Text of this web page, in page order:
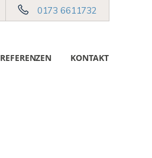
0173 6611732
REFERENZEN KONTAKT